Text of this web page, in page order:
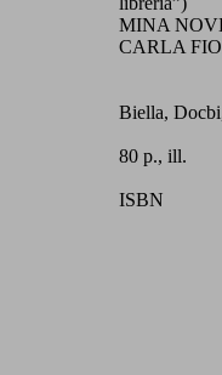
MINA
CARLA
Biella, Docbi
80 p., ill.
ISBN